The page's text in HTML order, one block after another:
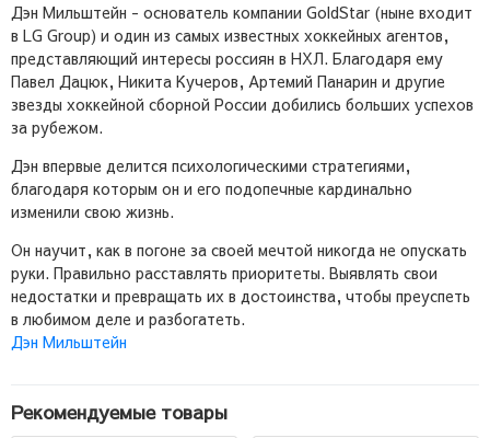
Дэн Мильштейн - основатель компании GoldStar (ныне входит
в LG Group) и один из самых известных хоккейных агентов,
представляющий интересы россиян в НХЛ. Благодаря ему
Павел Дацюк, Никита Кучеров, Артемий Панарин и другие
звезды хоккейной сборной России добились больших успехов
за рубежом.
Дэн впервые делится психологическими стратегиями,
благодаря которым он и его подопечные кардинально
изменили свою жизнь.
Он научит, как в погоне за своей мечтой никогда не опускать
руки. Правильно расставлять приоритеты. Выявлять свои
недостатки и превращать их в достоинства, чтобы преуспеть
в любимом деле и разбогатеть.
Дэн Мильштейн
Рекомендуемые товары